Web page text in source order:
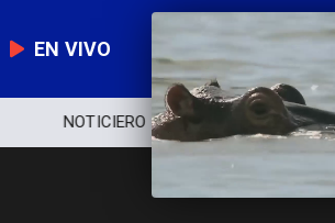
EN VIVO
NOTICIERO